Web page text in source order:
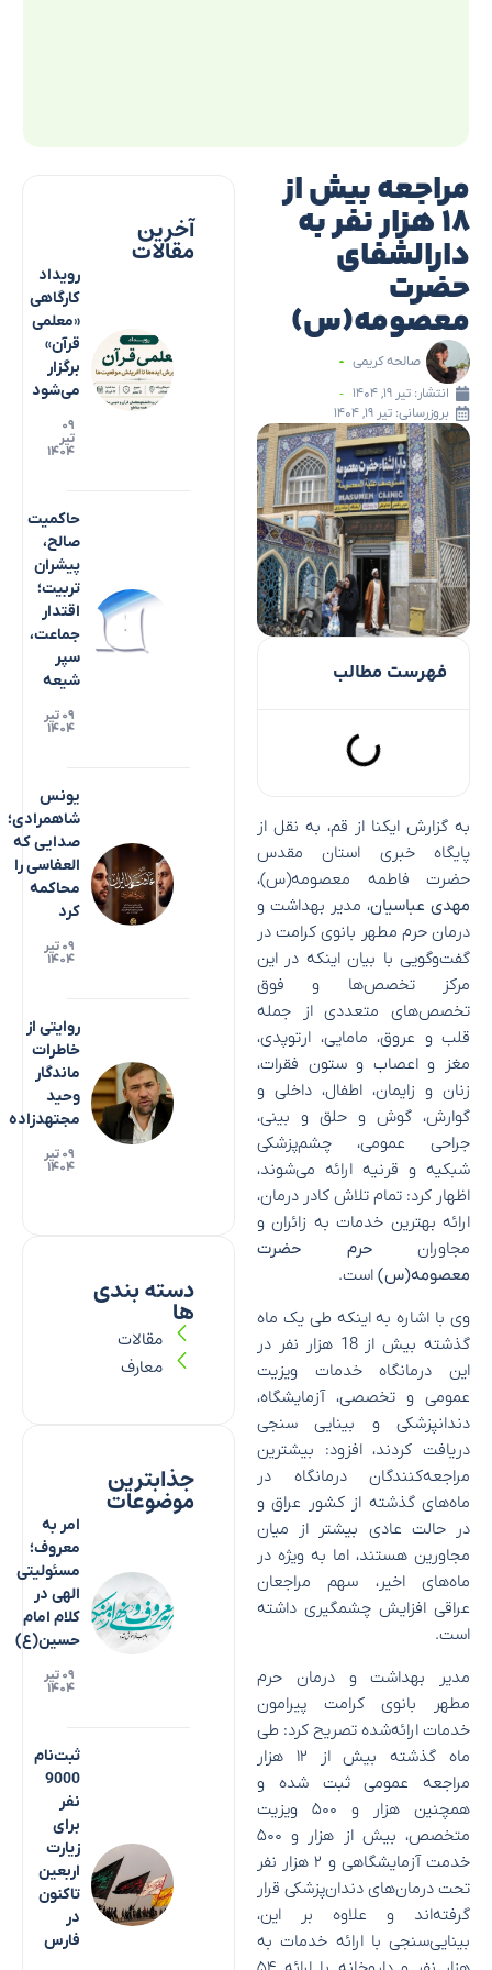
مراجعه بیش از
۱۸ هزار نفر به
دارالشفای
حضرت
معصومه(س)
صالحه کریمی
انتشار: تیر ۱۹, ۱۴۰۴
بروزرسانی: تیر ۱۹, ۱۴۰۴
فهرست مطالب
به گزارش ایکنا از قم، به نقل از
پایگاه خبری استان مقدس
حضرت فاطمه معصومه(س)،
مهدی عباسیان، مدیر بهداشت و
درمان حرم مطهر بانوی کرامت در
گفت‌و‌گویی با بیان اینکه در این
مرکز تخصص‌ها و فوق
تخصص‌های متعددی از جمله
قلب و عروق، مامایی، ارتوپدی،
مغز و اعصاب و ستون فقرات،
زنان و زایمان، اطفال، داخلی و
گوارش، گوش و حلق و بینی،
جراحی عمومی، چشم‌پزشکی
شبکیه و قرنیه ارائه می‌شوند،
اظهار کرد: تمام تلاش کادر درمان،
ارائه بهترین خدمات به زائران و
مجاوران حرم حضرت
معصومه(س) است.
وی با اشاره به اینکه طی یک ماه
گذشته بیش از 18 هزار نفر در
این درمانگاه خدمات ویزیت
عمومی و تخصصی، آزمایشگاه،
دندانپزشکی و بینایی سنجی
دریافت کردند، افزود: بیشترین
مراجعه‌کنندگان درمانگاه در
ماه‌های گذشته از کشور عراق و
در حالت عادی بیشتر از میان
مجاورین هستند، اما به ویژه در
ماه‌های اخیر، سهم مراجعان
عراقی افزایش چشمگیری داشته
است.
مدیر بهداشت و درمان حرم
مطهر بانوی کرامت پیرامون
خدمات ارائه‌شده تصریح کرد: طی
ماه گذشته بیش از ۱۲ هزار
مراجعه عمومی ثبت شده و
همچنین هزار و ۵۰۰ ویزیت
متخصص، بیش از هزار و ۵۰۰
خدمت آزمایشگاهی و ۲ هزار نفر
تحت درمان‌های دندان‌پزشکی قرار
گرفته‌اند و علاوه بر این،
بینایی‌سنجی با ارائه خدمات به
آخرین
مقالات
رویداد
کارگاهی
«معلمی
قرآن»
برگزار
می‌شود
۰۹
تیر
۱۴۰۴
حاکمیت
صالح،
پیشران
تربیت؛
اقتدار
جماعت،
سپر
شیعه
۰۹ تیر
۱۴۰۴
یونس
شاهمرادی؛
صدایی که
العفاسی را
محاکمه
کرد
۰۹ تیر
۱۴۰۴
روایتی از
خاطرات
ماندگار
وحید
مجتهدزاده
۰۹ تیر
۱۴۰۴
دسته بندی
ها
مقالات
معارف
جذابترین
موضوعات
امر به
معروف؛
مسئولیتی
الهی در
کلام امام
حسین(ع)
۰۹ تیر
۱۴۰۴
ثبت‌نام
9000
نفر
برای
زیارت
اربعین
تاکنون
در
فارس